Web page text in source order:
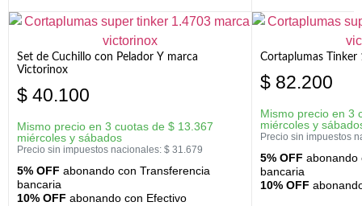
Set de Cuchillo con Pelador Y marca
Victorinox
$ 40.100
Mismo precio en 3 cuotas de $ 13.367
miércoles y sábados
Precio sin impuestos nacionales: $ 31.679
5% OFF abonando con Transferencia
bancaria
10% OFF abonando con Efectivo
Cortaplumas
$ 82.200
Mismo precio en 3
miércoles y
Precio sin impuestos
5% OFF abonando
bancaria
10% OFF